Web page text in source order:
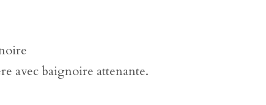
avec baignoire attenante.